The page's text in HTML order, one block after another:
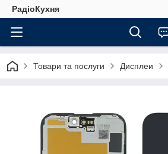
РадіоКухня
Товари та послуги Дисплеи